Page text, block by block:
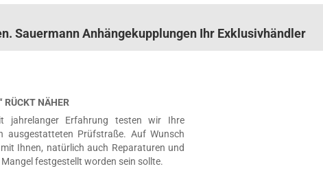
Sauermann Anhängekupplungen Ihr Exklusivhändler
RÜCKT NÄHER
jahrelanger Erfahrung testen wir Ihre
ausgestatteten Prüfstraße. Auf Wunsch
Ihnen, natürlich auch Reparaturen und
festgestellt worden sein sollte.